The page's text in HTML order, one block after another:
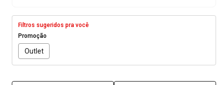
Filtros sugeridos pra você
Promoção
Outlet